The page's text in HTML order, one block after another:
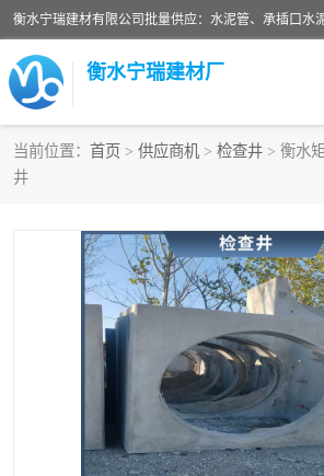
衡水宁瑞建材厂
当前位置： 首页 > 供应商机 > 检查井 > 衡水
井
水泥检查井 水泥管
圆形检查井 矩形
混凝土检查井 预制
钢承
波纹管